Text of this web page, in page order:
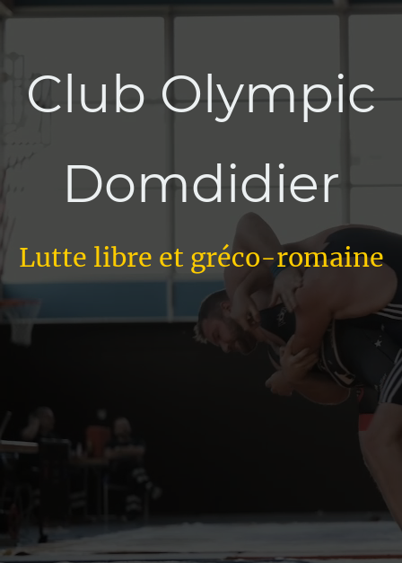
Club Olympic
Domdidier
Lutte libre et gréco-romaine